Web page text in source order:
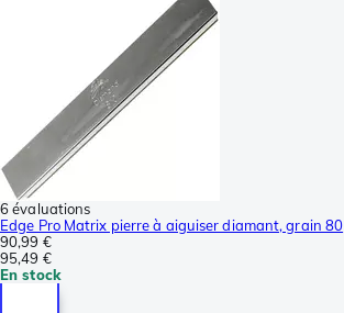
6 évaluations
Edge Pro Matrix pierre à aiguiser diamant, grain 80
90,99 €
95,49 €
En stock